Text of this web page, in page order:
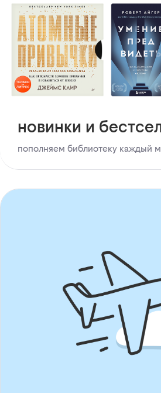
новинки и
пополняем библиотеку каждый